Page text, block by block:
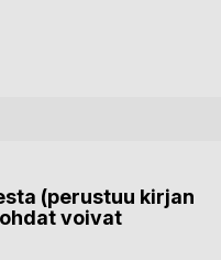
(perustuu kirjan
voivat